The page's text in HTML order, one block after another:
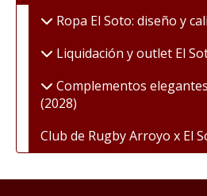
Ropa El Soto: diseño y
Liquidación y outlet El
Complementos
(2028)
Club de Rugby Arroyo x El